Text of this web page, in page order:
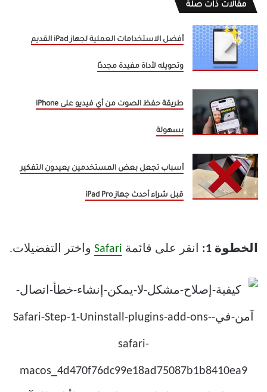
مقالات ذات صلة
أفضل الاستخدامات العملية لجهاز iPad القديم
وتحويله لأداة مفيدة مجددًا
طريقة حفظ الصوت من أي فيديو على iPhone
بسهولة
أسباب تجعل بعض المستخدمين يعيدون التفكير
قبل شراء أحدث جهاز iPad Pro
الخطوة 1: انقر على قائمة Safari واختر التفضيلات.